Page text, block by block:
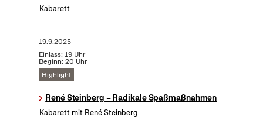
Kabarett
19.9.2025
Einlass: 19 Uhr
Beginn: 20 Uhr
Highlight
René Steinberg – Radikale Spaßmaßnahmen
Kabarett mit René Steinberg